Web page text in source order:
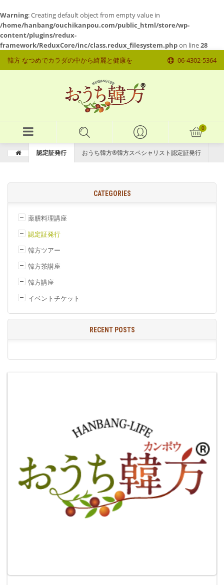
Warning: Creating default object from empty value in
/home/hanbang/ouchikanpou.com/public_html/store/wp-
content/plugins/redux-
framework/ReduxCore/inc/class.redux_filesystem.phpon line28
韓方 なつめでカラダの中から綺麗と健康を
06-4302-5364
認定証発行 おうち韓方®韓方スペシャリスト認定証発行
CATEGORIES
薬膳料理講座
認定証発行
韓方ツアー
韓方茶講座
韓方講座
イベントチケット
RECENT POSTS